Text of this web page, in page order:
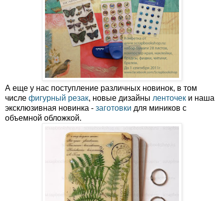
А еще у нас поступление различных новинок, в том
числе фигурный резак, новые дизайны ленточек и наша
эксклюзивная новинка - заготовки для миников с
объемной обложкой.